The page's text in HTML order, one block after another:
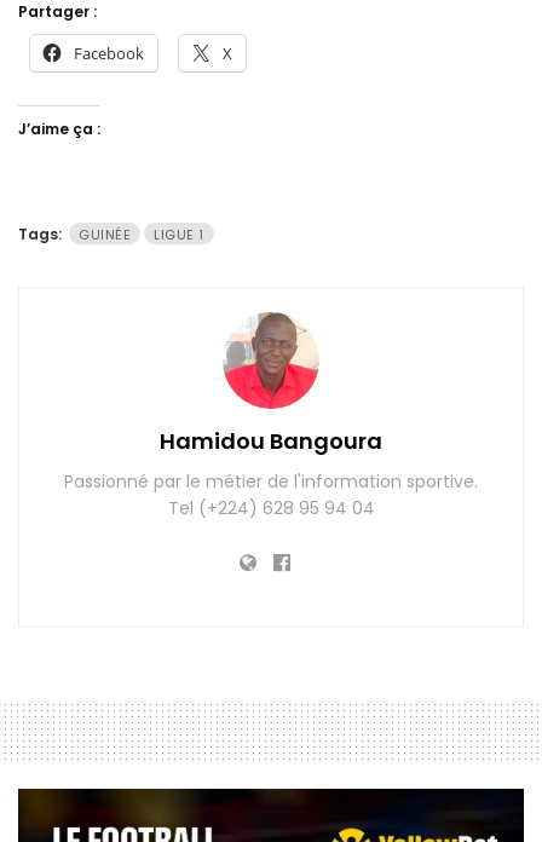
Partager :
Facebook X
J’aime ça :
Tags: GUINÉE LIGUE 1
Hamidou Bangoura
Passionné par le métier de l'information sportive.
Tel (+224) 628 95 94 04